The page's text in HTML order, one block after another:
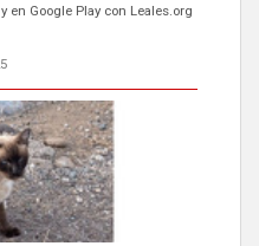
en Google Play con Leales.org